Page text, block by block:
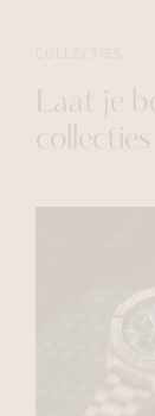
Laat je
collecties